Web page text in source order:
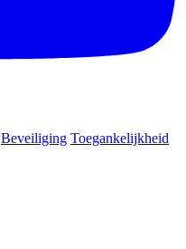
Beveiliging Toegankelijkheid